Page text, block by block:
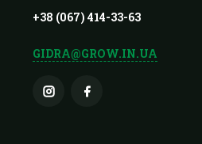
+38 (067) 414-33-63
GIDRA@GROW.IN.UA